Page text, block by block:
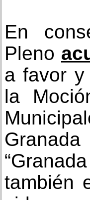
En
Pleno
a favor
la
también